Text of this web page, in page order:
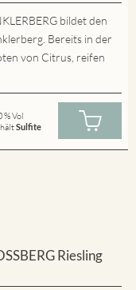
bildet den
Bereits in der
von Citrus, reifen
% Vol
Sulfite
Riesling